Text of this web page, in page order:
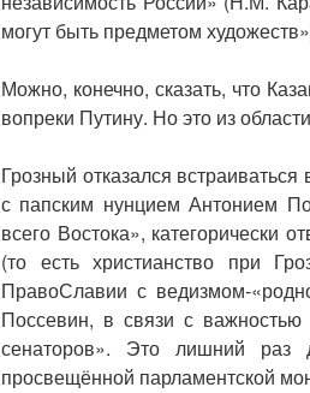
могут быть предметом
Можно, конечно, сказать, что
вопреки Путину. Но это из
Грозный отказался
с папским нунцием Антонием
всего Востока», категорически
(то есть христианство при
ПравоСлавии с ведизмом-
Поссевин, в связи с
сенаторов». Это лишний раз
просвещённой парламентской